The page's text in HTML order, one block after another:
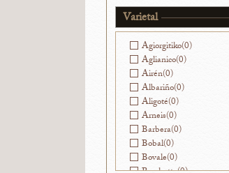
Piscina(0)
Bouchon(0)
Ca' Viola(0)
Cantinae Clara C.
Cantine di Ora
Capranera(0)
Caroline Parent
Castello di Ama
Cesarini Sforza
Champagne Franck
Pascal(0)
Champagne Goutorbe-
Varietal
Agiorgitiko(0)
Aglianico(0)
Airén(0)
Albariño(0)
Aligoté(0)
Arneis(0)
Barbera(0)
Bobal(0)
Bovale(0)